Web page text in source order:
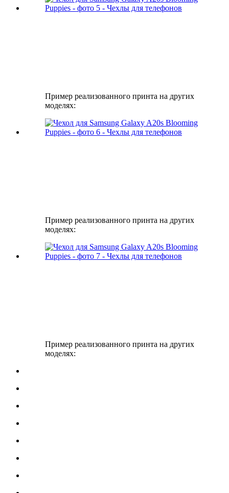
Пример реализованного принта на других
моделях:
Пример реализованного принта на других
моделях:
Пример реализованного принта на других
моделях: